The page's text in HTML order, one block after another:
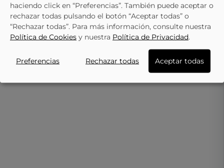
SKECHERS
Zapatillas Para Mujer
SKECHERS Bobs B Flex Lo
Cool Ease 117715-TAN Beige
54,91 € 59,95 €
SKECHERS
Zapatilla Skechers Slip-
BOBS Sport Squad Chaos
Taupe 117497-Tpe
Ver más
haciendo click en “Preferencias”. También puede aceptar o
rechazar todas pulsando el botón “Aceptar todas” o
“Rechazar todas”. Para más información, consulte nuestra
Política de Cookies y nuestra Política de Privacidad.
Preferencias Rechazar todas Aceptar todas